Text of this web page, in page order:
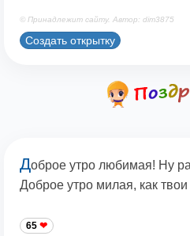
© Принадлежит сайту. Автор: dim3875
Создать открытку
Доброе утро любимая! Ну
Доброе утро милая, как
65